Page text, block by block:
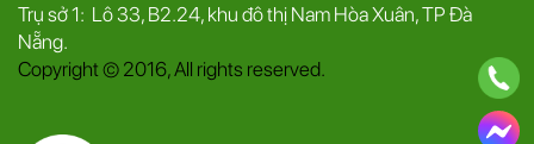
Trụ sở 1: Lô 33, B2.24, khu đô thị Nam Hòa Xuân, TP Đà
Nẵng.
Copyright © 2016, All rights reserved.